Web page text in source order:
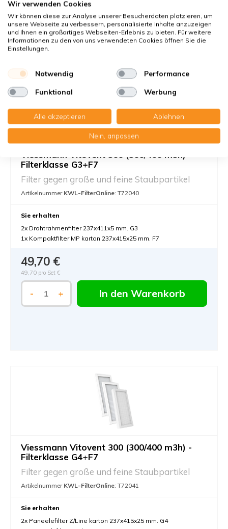
Viessmann Vitovent 300 (300/400 m3h) -
Filterklasse G3+F7
Filter gegen große und feine Staubpartikel
Artikelnummer KWL-FilterOnline: T72040
Sie erhalten
2x Drahtrahmenfilter 237x411x5 mm. G3
1x Kompaktfilter MP karton 237x415x25 mm. F7
49,70 €
49,70 pro Set €
- + In den Warenkorb
Viessmann Vitovent 300 (300/400 m3h) -
Filterklasse G4+F7
Filter gegen große und feine Staubpartikel
Artikelnummer KWL-FilterOnline: T72041
Sie erhalten
2x Paneelefilter Z/Line karton 237x415x25 mm. G4
Wir verwenden Cookies
Wir können diese zur Analyse unserer Besucherdaten platzieren, um
unsere Webseite zu verbessern, personalisierte Inhalte anzuzeigen
und Ihnen ein großartiges Webseiten-Erlebnis zu bieten. Für weitere
Informationen zu den von uns verwendeten Cookies öffnen Sie die
Einstellungen.
Notwendig Performance
Funktional Werbung
Alle akzeptieren Ablehnen
Nein, anpassen